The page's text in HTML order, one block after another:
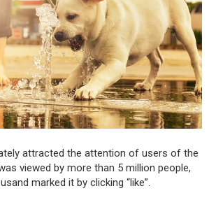
attracted the attention of users of the
viewed by more than 5 million people,
marked it by clicking “like”.